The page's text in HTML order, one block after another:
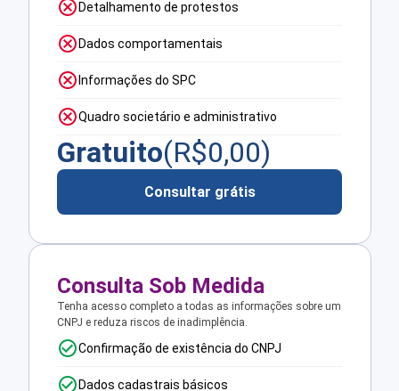
Detalhamento de protestos
Dados comportamentais
Informações do SPC
Quadro societário e administrativo
Gratuito(R$0,00)
Consultar grátis
Consulta Sob Medida
Tenha acesso completo a todas as informações sobre um
CNPJ e reduza riscos de inadimplência.
Confirmação de existência do CNPJ
Dados cadastrais básicos